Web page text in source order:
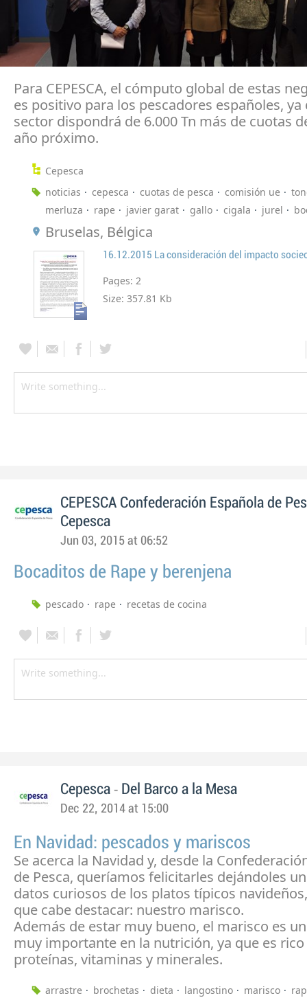
Para CEPESCA, el cómputo global de estas
es positivo para los pescadores españoles, ya
sector dispondrá de 6.000 Tn más de cuotas
año próximo.
Cepesca
noticias
cepesca cuotas de pesca comisión ue
merluza
rape javier garat gallo cigala jurel
Bruselas, Bélgica
Pages: 2
Size: 357.81 Kb
CEPESCA Confederación Española de
Cepesca
Jun 03, 2015 at 06:52
Bocaditos de Rape y berenjena
pescado rape recetas de cocina
Cepesca - Del Barco a la Mesa
Dec 22, 2014 at 15:00
En Navidad: pescados y mariscos
Se acerca la Navidad y, desde la
de Pesca, queríamos felicitarles dejándoles
datos curiosos de los platos típicos
que cabe destacar: nuestro marisco.
Además de estar muy bueno, el marisco es
muy importante en la nutrición, ya que es
proteínas, vitaminas y minerales.
arrastre brochetas dieta langostino marisco